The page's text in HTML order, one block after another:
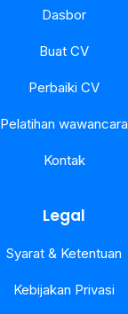
Dasbor
Buat CV
Perbaiki CV
Pelatihan wawancara
Kontak
Legal
Syarat & Ketentuan
Kebijakan Privasi